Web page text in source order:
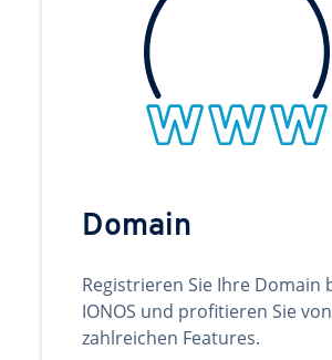
Domain
Registrieren Sie Ihre Domain
IONOS und profitieren Sie von
zahlreichen Features.